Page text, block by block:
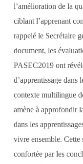
l’amélioration de la
ciblant l’apprenant
rappelé le Secrétaire
document, les
PASEC2019 ont
d’apprentissage dans
contexte multilingue
amène à approfondir
dans les
vivre ensemble.
confortée par les